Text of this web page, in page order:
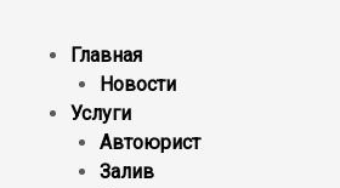
Главная
Новости
Услуги
Автоюрист
Залив